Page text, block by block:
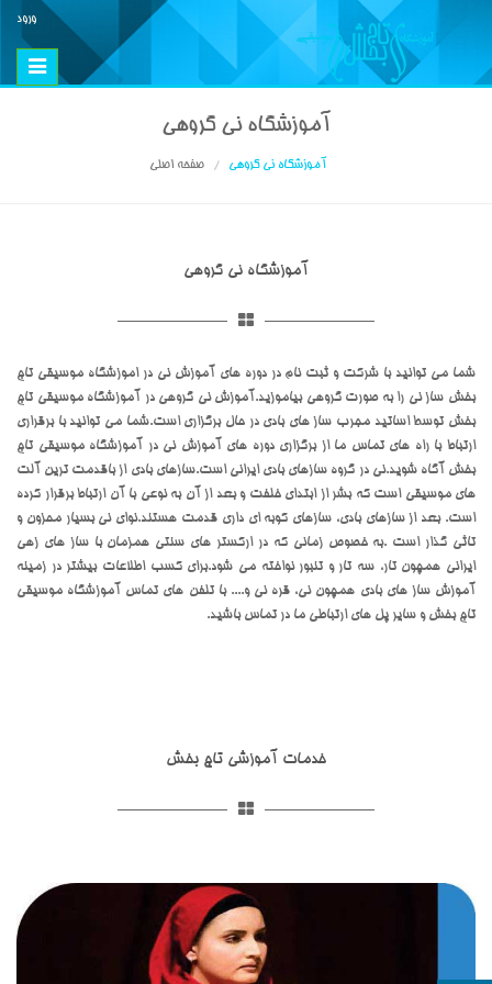
ورود
Toggle
آموزشگاه نی گروهی
آموزشگاه نی گروهی صفحه اصلی
آموزشگاه نی گروهی
شما می توانید با شرکت و ثبت نام در دوره های آموزش نی در اموزشگاه موسیقی تاج
بخش ساز نی را به صورت گروهی بیاموزید.آموزش نی گروهی در آموزشگاه موسیقی تاج
بخش توسط اساتید مجرب ساز های بادی در حال برگزاری است.شما می توانید با برقراری
ارتباط با راه های تماس ما از برگزاری دوره های آموزش نی در آموزشگاه موسیقی تاج
بخش آگاه شوید.نی در گروه سازهای بادی ایرانی است.سازهای بادی از باقدمت ترین آلت
های موسیقی است که بشر از ابتدای خلفت و بعد از آن به نوعی با آن ارتباط برقرار کرده
است. بعد از سازهای بادی، سازهای کوبه ای داری قدمت هستند.نوای نی بسیار محزون و
تاثی گذار است .به خصوص زمانی که در ارکستر های سنتی همزمان با ساز های زهی
ایرانی همچون تار، سه تار و تنبور نواخته می شود.برای کسب اطلاعات بیشتر در زمینه
آموزش ساز های بادی همچون نی، قره نی و.... با تلفن های تماس آموزشگاه موسیقی
تاج بخش و سایر پل های ارتباطی ما در تماس باشید.
خدمات آموزشی تاج بخش